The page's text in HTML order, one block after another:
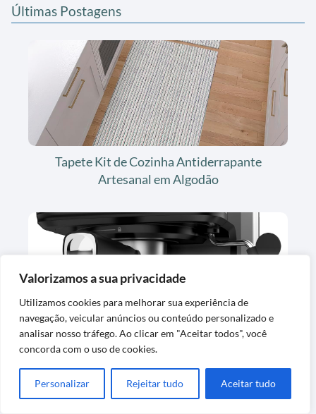
Valorizamos a sua privacidade
Utilizamos cookies para melhorar sua experiência de
navegação, veicular anúncios ou conteúdo personalizado e
analisar nosso tráfego. Ao clicar em "Aceitar todos", você
concorda com o uso de cookies.
Personalizar Rejeitar tudo Aceitar tudo
Últimas Postagens
Tapete Kit de Cozinha Antiderrapante
Artesanal em Algodão
Cafeteira Espresso Digital Oster OCAF900
127V